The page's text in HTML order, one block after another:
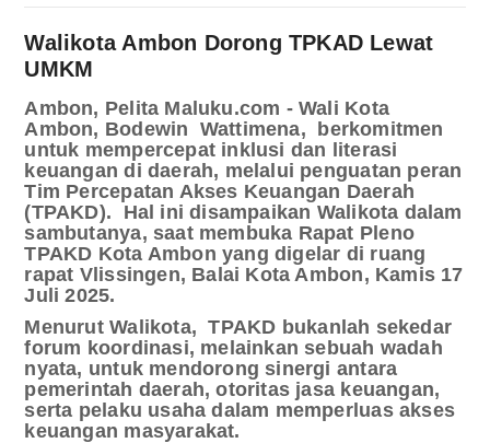
Walikota Ambon Dorong TPKAD Lewat
UMKM
Ambon, Pelita Maluku.com - Wali Kota
Ambon, Bodewin Wattimena, berkomitmen
untuk mempercepat inklusi dan literasi
keuangan di daerah, melalui penguatan peran
Tim Percepatan Akses Keuangan Daerah
(TPAKD).
Hal ini disampaikan Walikota dalam
sambutanya, saat membuka Rapat Pleno
TPAKD Kota Ambon yang digelar di ruang
rapat Vlissingen, Balai Kota Ambon, Kamis 17
Juli 2025.
Menurut Walikota, TPAKD bukanlah sekedar
forum koordinasi, melainkan sebuah wadah
nyata, untuk mendorong sinergi antara
pemerintah daerah, otoritas jasa keuangan,
serta pelaku usaha dalam memperluas akses
keuangan masyarakat.